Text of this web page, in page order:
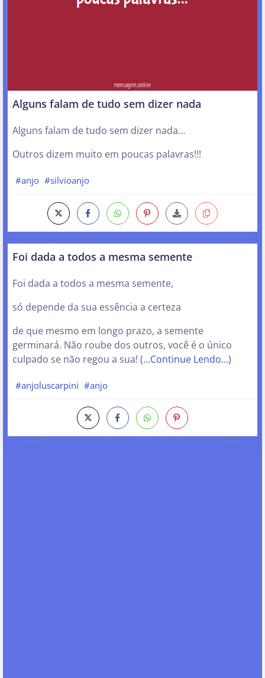
Alguns falam de tudo sem dizer nada
Alguns falam de tudo sem dizer nada…
Outros dizem muito em poucas palavras!!!
#anjo #silvioanjo
Foi dada a todos a mesma semente
Foi dada a todos a mesma semente,
só depende da sua essência a certeza
de que mesmo em longo prazo, a semente
germinará. Não roube dos outros, você é o único
culpado se não regou a sua! (…Continue Lendo…)
#anjoluscarpini #anjo